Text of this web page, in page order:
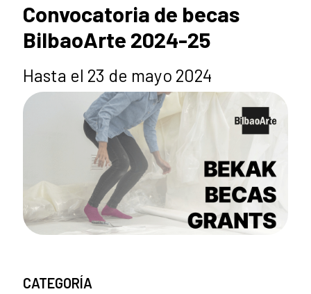
Convocatoria de becas
BilbaoArte 2024-25
Hasta el 23 de mayo 2024
CATEGORÍA